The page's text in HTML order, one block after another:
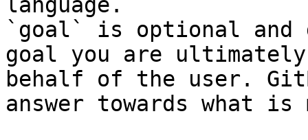
`goal` is optional and
goal you are
behalf of the user.
answer towards what